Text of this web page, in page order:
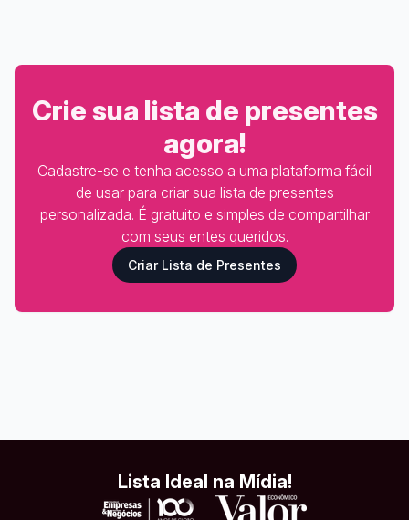
Crie sua lista de presentes
agora!
Cadastre-se e tenha acesso a uma plataforma fácil
de usar para criar sua lista de presentes
personalizada. É gratuito e simples de compartilhar
com seus entes queridos.
Criar Lista de Presentes
Lista Ideal na Mídia!